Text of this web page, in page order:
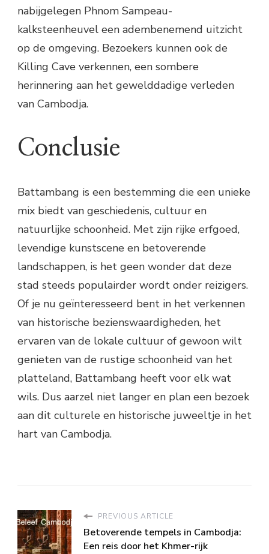
nabijgelegen Phnom Sampeau-
kalksteenheuvel een adembenemend uitzicht
op de omgeving. Bezoekers kunnen ook de
Killing Cave verkennen, een sombere
herinnering aan het gewelddadige verleden
van Cambodja.
Conclusie
Battambang is een bestemming die een unieke
mix biedt van geschiedenis, cultuur en
natuurlijke schoonheid. Met zijn rijke erfgoed,
levendige kunstscene en betoverende
landschappen, is het geen wonder dat deze
stad steeds populairder wordt onder reizigers.
Of je nu geïnteresseerd bent in het verkennen
van historische bezienswaardigheden, het
ervaren van de lokale cultuur of gewoon wilt
genieten van de rustige schoonheid van het
platteland, Battambang heeft voor elk wat
wils. Dus aarzel niet langer en plan een bezoek
aan dit culturele en historische juweeltje in het
hart van Cambodja.
PREVIOUS ARTICLE
Betoverende tempels in Cambodja:
Een reis door het Khmer-rijk